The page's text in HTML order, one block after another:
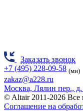
Заказать звонок
+7 (495) 228-09-58 (мн)
zakaz@a228.ru
Москва, Лялин пер., д.
© Altair 2011-2026
Соглашение на